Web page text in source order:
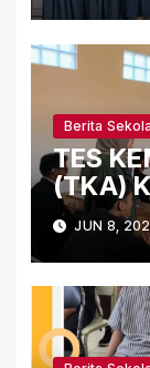
Berita
TES
(TKA)
Kota
JUN 8,